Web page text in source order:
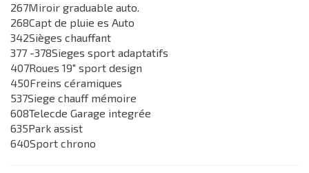
267Miroir graduable auto.
268Capt de pluie es Auto
342Sièges chauffant
377 -378Sieges sport adaptatifs
407Roues 19" sport design
450Freins céramiques
537Siege chauff mémoire
608Telecde Garage integrée
635Park assist
640Sport chrono